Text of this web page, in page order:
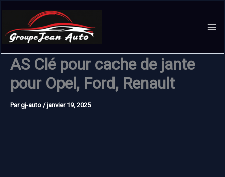
contenu
AS Clé pour cache de jante
pour Opel, Ford, Renault
Pargj-auto /janvier 19, 2025